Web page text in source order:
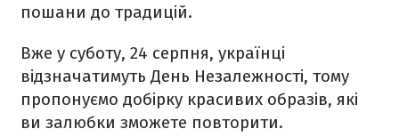
пошани до традицій.
Вже у суботу, 24 серпня, українці
відзначатимуть День Незалежності, тому
пропонуємо добірку красивих образів, які
ви залюбки зможете повторити.